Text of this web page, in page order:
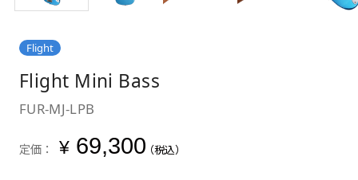
Flight
Flight Mini Bass
FUR-MJ-LPB
定価： ¥69,300（税込）